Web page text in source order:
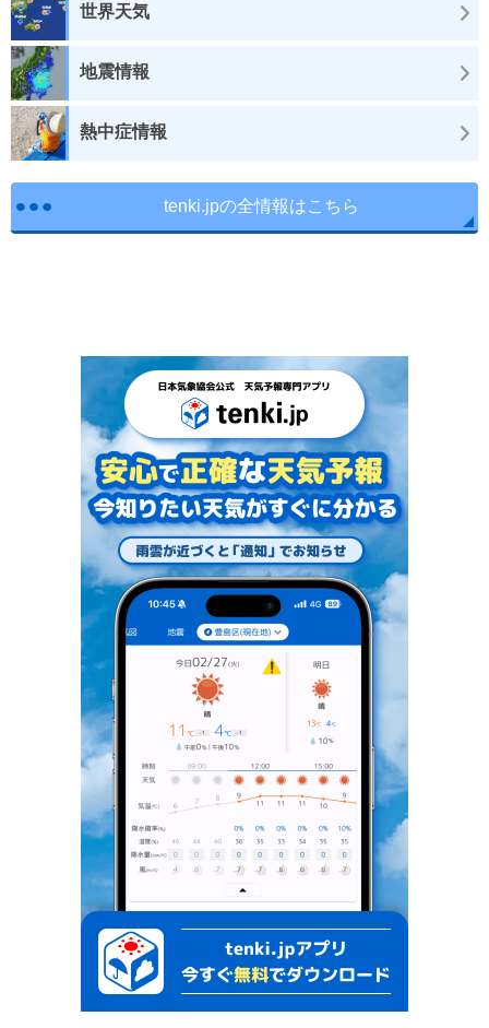
世界天気
地震情報
熱中症情報
tenki.jpの全情報はこちら